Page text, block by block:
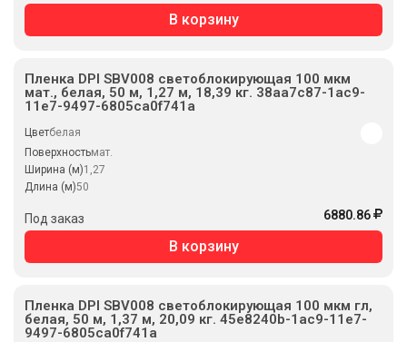
В корзину
Пленка DPI SBV008 светоблокирующая 100 мкм
мат., белая, 50 м, 1,27 м, 18,39 кг. 38aa7c87-1ac9-
11e7-9497-6805ca0f741a
Цветбелая
Поверхностьмат.
Ширина (м)1,27
Длина (м)50
Под заказ 6880.86
В корзину
Пленка DPI SBV008 светоблокирующая 100 мкм гл,
белая, 50 м, 1,37 м, 20,09 кг. 45e8240b-1ac9-11e7-
9497-6805ca0f741a